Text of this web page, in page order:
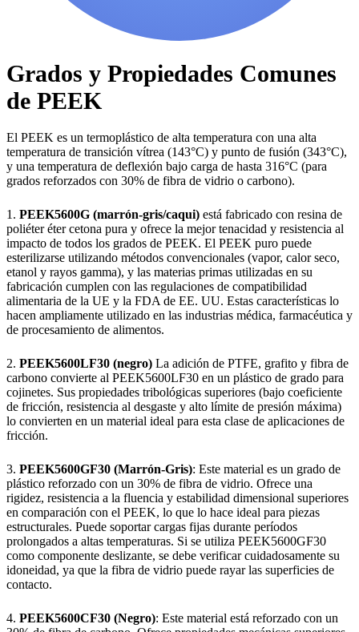
Grados y Propiedades Comunes
de PEEK
El PEEK es un termoplástico de alta temperatura con una alta
temperatura de transición vítrea (143°C) y punto de fusión (343°C),
y una temperatura de deflexión bajo carga de hasta 316°C (para
grados reforzados con 30% de fibra de vidrio o carbono).
1. PEEK5600G (marrón-gris/caqui) está fabricado con resina de
poliéter éter cetona pura y ofrece la mejor tenacidad y resistencia al
impacto de todos los grados de PEEK. El PEEK puro puede
esterilizarse utilizando métodos convencionales (vapor, calor seco,
etanol y rayos gamma), y las materias primas utilizadas en su
fabricación cumplen con las regulaciones de compatibilidad
alimentaria de la UE y la FDA de EE. UU. Estas características lo
hacen ampliamente utilizado en las industrias médica, farmacéutica y
de procesamiento de alimentos.
2. PEEK5600LF30 (negro) La adición de PTFE, grafito y fibra de
carbono convierte al PEEK5600LF30 en un plástico de grado para
cojinetes. Sus propiedades tribológicas superiores (bajo coeficiente
de fricción, resistencia al desgaste y alto límite de presión máxima)
lo convierten en un material ideal para esta clase de aplicaciones de
fricción.
3. PEEK5600GF30 (Marrón-Gris): Este material es un grado de
plástico reforzado con un 30% de fibra de vidrio. Ofrece una
rigidez, resistencia a la fluencia y estabilidad dimensional superiores
en comparación con el PEEK, lo que lo hace ideal para piezas
estructurales. Puede soportar cargas fijas durante períodos
prolongados a altas temperaturas. Si se utiliza PEEK5600GF30
como componente deslizante, se debe verificar cuidadosamente su
idoneidad, ya que la fibra de vidrio puede rayar las superficies de
contacto.
4. PEEK5600CF30 (Negro): Este material está reforzado con un